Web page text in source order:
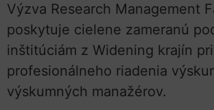
Výzva Research Management
poskytuje cielene zameranú
inštitúciám z Widening krajín
profesionálneho riadenia
výskumných manažérov.